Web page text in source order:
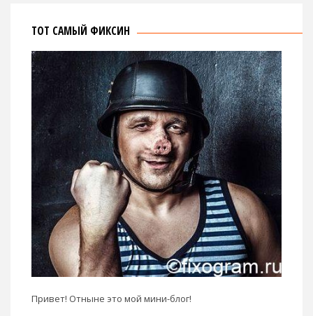
ТОТ САМЫЙ ФИКСИН
Привет! Отныне это мой мини-блог!